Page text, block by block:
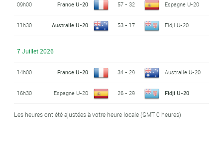
09h00 France U-20 57 - 32 Espagne U-20
11h30 Australie U-20 53 - 17 Fidji U-20
7 Juillet 2026
14h00 France U-20 34 - 29 Australie U-20
16h30 Espagne U-20 26 - 29 Fidji U-20
Les heures ont été ajustées à votre heure locale (GMT 0 heures)